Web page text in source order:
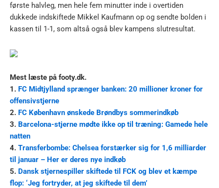
første halvleg, men hele fem minutter inde i overtiden
dukkede indskiftede Mikkel Kaufmann op og sendte bolden i
kassen til 1-1, som altså også blev kampens slutresultat.
Mest læste på footy.dk.
1. FC Midtjylland sprænger banken: 20 millioner kroner for
offensivstjerne
2. FC København ønskede Brøndbys sommerindkøb
3. Barcelona-stjerne mødte ikke op til træning: Gamede hele
natten
4. Transferbombe: Chelsea forstærker sig for 1,6 milliarder
til januar – Her er deres nye indkøb
5. Dansk stjernespiller skiftede til FCK og blev et kæmpe
flop: ‘Jeg fortryder, at jeg skiftede til dem’